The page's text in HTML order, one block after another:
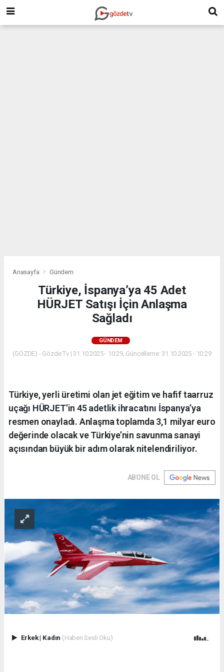
Anasayfa Gündem
Türkiye, İspanya’ya 45 Adet
HÜRJET Satışı İçin Anlaşma
Sağladı
GÜNDEM
(GÖZDE) - Gözde Tv | 31.10.2025 - 10:29, Güncelleme: 31.10.2025 - 10:29
Türkiye, yerli üretimi olan jet eğitim ve hafif taarruz
uçağı HÜRJET’in 45 adetlik ihracatını İspanya’ya
resmen onayladı. Anlaşma toplamda 3,1 milyar euro
değerinde olacak ve Türkiye’nin savunma sanayi
açısından büyük bir adım olarak nitelendiriliyor.
ABONE OL
Erkek| Kadın (Haberi Sesli Oku)